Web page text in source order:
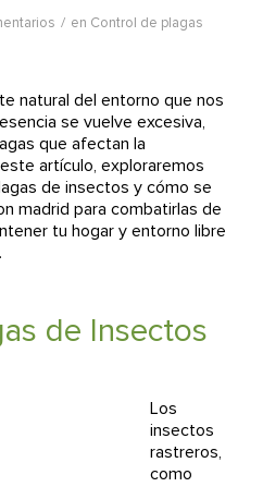
/ en Control de plagas
natural del entorno que nos
se vuelve excesiva,
que afectan la
artículo, exploraremos
de insectos y cómo se
madrid para combatirlas de
tu hogar y entorno libre
de Insectos
Los
insectos
rastreros,
como